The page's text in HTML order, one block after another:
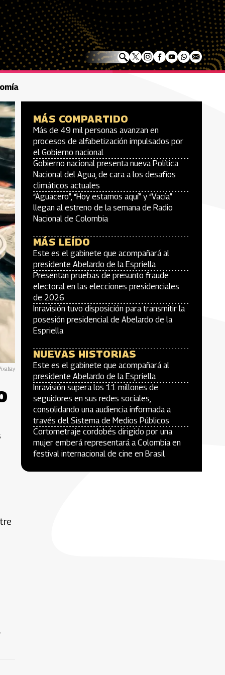
MÁS COMPARTIDO
Más de 49 mil personas avanzan en
procesos de alfabetización impulsados por
el Gobierno nacional
Gobierno nacional presenta nueva Política
Nacional del Agua, de cara a los desafíos
climáticos actuales
“Aguacero”, “Hoy estamos aquí” y “Vacía”
llegan al estreno de la semana de Radio
Nacional de Colombia
MÁS LEÍDO
Este es el gabinete que acompañará al
presidente Abelardo de la Espriella
Presentan pruebas de presunto fraude
electoral en las elecciones presidenciales
de 2026
Inravisión tuvo disposición para transmitir la
posesión presidencial de Abelardo de la
Espriella
NUEVAS HISTORIAS
Este es el gabinete que acompañará al
presidente Abelardo de la Espriella
Inravisión supera los 11 millones de
seguidores en sus redes sociales,
consolidando una audiencia informada a
través del Sistema de Medios Públicos
Cortometraje cordobés dirigido por una
mujer emberá representará a Colombia en
festival internacional de cine en Brasil